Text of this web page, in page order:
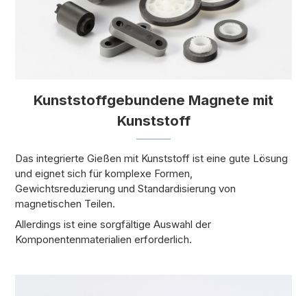
Kunststoffgebundene Magnete mit
Kunststoff
Das integrierte Gießen mit Kunststoff ist eine gute Lösung
und eignet sich für komplexe Formen,
Gewichtsreduzierung und Standardisierung von
magnetischen Teilen.
Allerdings ist eine sorgfältige Auswahl der
Komponentenmaterialien erforderlich.